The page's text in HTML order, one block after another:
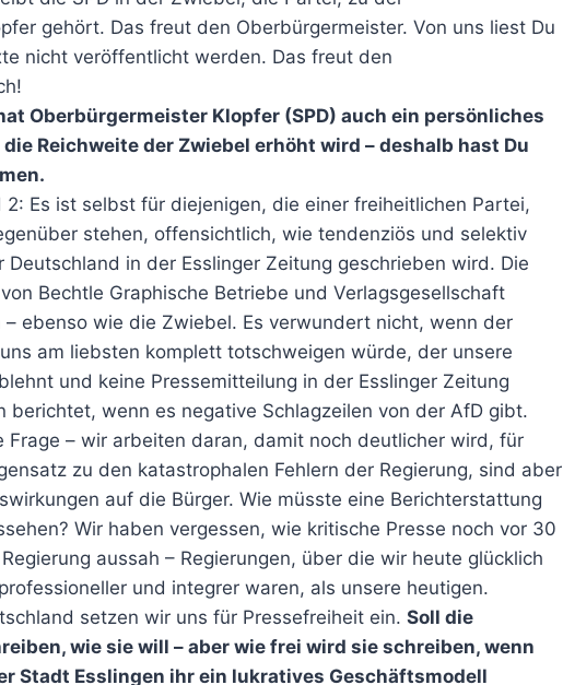
gehört. Das freut den Oberbürgermeister. Von uns liest Du
nicht veröffentlicht werden. Das freut den
Oberbürgermeister Klopfer (SPD) auch ein persönliches
Reichweite der Zwiebel erhöht wird – deshalb hast Du
2: Es ist selbst für diejenigen, die einer freiheitlichen Partei,
stehen, offensichtlich, wie tendenziös und selektiv
in der Esslinger Zeitung geschrieben wird. Die
Bechtle Graphische Betriebe und Verlagsgesellschaft
– ebenso wie die Zwiebel. Es verwundert nicht, wenn der
am liebsten komplett totschweigen würde, der unsere
und keine Pressemitteilung in der Esslinger Zeitung
berichtet, wenn es negative Schlagzeilen von der AfD gibt.
Frage – wir arbeiten daran, damit noch deutlicher wird, für
zu den katastrophalen Fehlern der Regierung, sind aber
auf die Bürger. Wie müsste eine Berichterstattung
Wir haben vergessen, wie kritische Presse noch vor 30
aussah – Regierungen, über die wir heute glücklich
und integrer waren, als unsere heutigen.
setzen wir uns für Pressefreiheit ein. Soll die
wie sie will – aber wie frei wird sie schreiben, wenn
Stadt Esslingen ihr ein lukratives Geschäftsmodell